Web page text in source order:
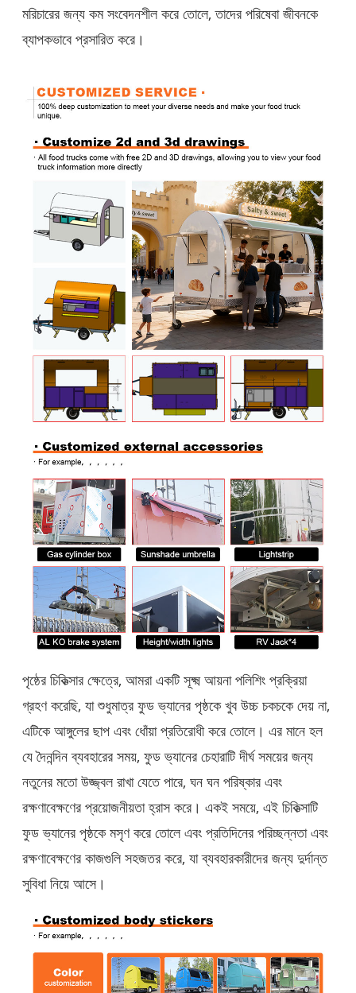
মরিচারের জন্য কম সংবেদনশীল করে তোলে, তাদের পরিষেবা জীবনকে
ব্যাপকভাবে প্রসারিত করে।
পৃষ্ঠের চিকিত্সার ক্ষেত্রে, আমরা একটি সূক্ষ্ম আয়না পলিশিং প্রক্রিয়া
গ্রহণ করেছি, যা শুধুমাত্র ফুড ভ্যানের পৃষ্ঠকে খুব উচ্চ চকচকে দেয় না,
এটিকে আঙ্গুলের ছাপ এবং ধোঁয়া প্রতিরোধী করে তোলে। এর মানে হল
যে দৈনন্দিন ব্যবহারের সময়, ফুড ভ্যানের চেহারাটি দীর্ঘ সময়ের জন্য
নতুনের মতো উজ্জ্বল রাখা যেতে পারে, ঘন ঘন পরিষ্কার এবং
রক্ষণাবেক্ষণের প্রয়োজনীয়তা হ্রাস করে। একই সময়ে, এই চিকিত্সাটি
ফুড ভ্যানের পৃষ্ঠকে মসৃণ করে তোলে এবং প্রতিদিনের পরিচ্ছন্নতা এবং
রক্ষণাবেক্ষণের কাজগুলি সহজতর করে, যা ব্যবহারকারীদের জন্য দুর্দান্ত
সুবিধা নিয়ে আসে।